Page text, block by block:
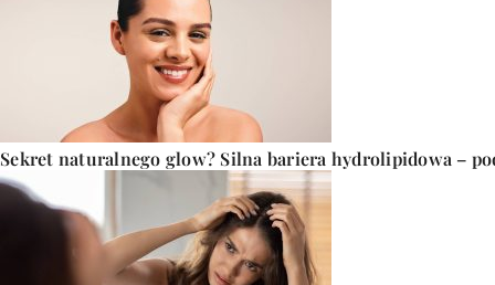
Sekret naturalnego glow? Silna bariera hydrolipidowa –